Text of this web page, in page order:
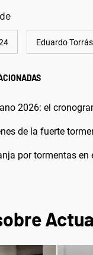
Eduardo Torrás
2026: el
de la fuerte
por tormentas